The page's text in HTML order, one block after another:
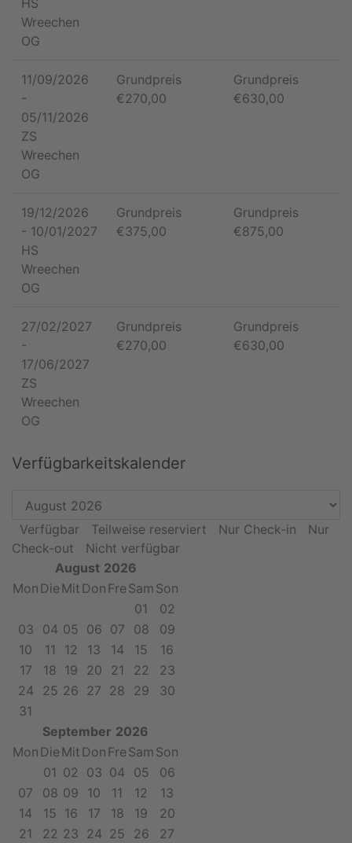
HS
Wreechen
OG
11/09/2026
-
05/11/2026
ZS
Wreechen
OG
Grundpreis
€270,00
Grundpreis
€630,00
19/12/2026
- 10/01/2027
HS
Wreechen
OG
Grundpreis
€375,00
Grundpreis
€875,00
27/02/2027
-
17/06/2027
ZS
Wreechen
OG
Grundpreis
€270,00
Grundpreis
€630,00
Verfügbarkeitskalender
Verfügbar Teilweise reserviert Nur Check-in
Nur
Check-out
Nicht verfügbar
August 2026
Mon DieMit Don FreSam Son
01
02
03
04 05 06 07 08
09
10
11 12 13 14 15
16
17
18 19 20 21 22
23
24
25 26 27 28 29
30
31
September 2026
Mon DieMit Don FreSam Son
01 02 03 04 05
06
07
08 09 10 11 12
13
14
15 16 17 18 19
20
21
22 23 24 25 26
27